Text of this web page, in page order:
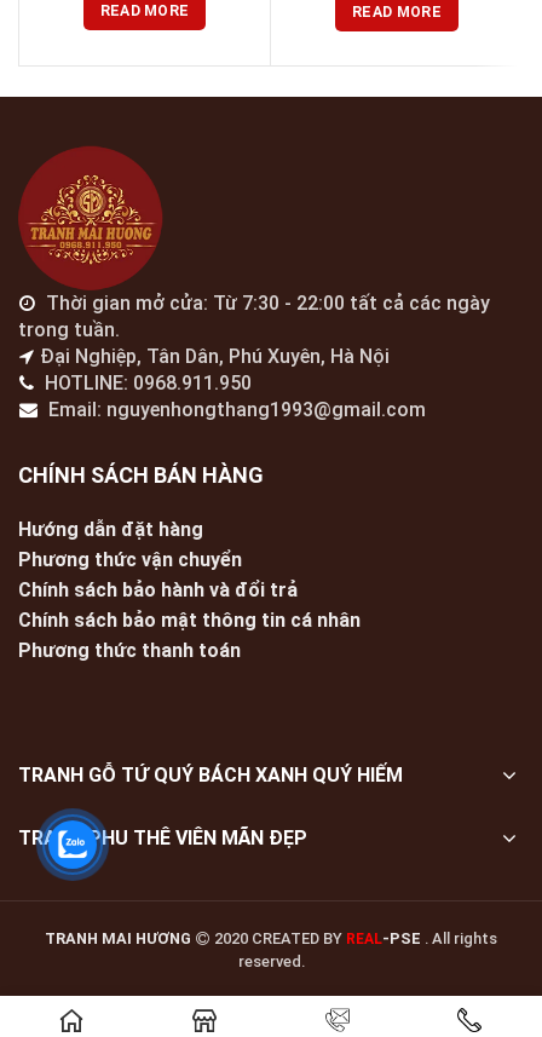
READ MORE READ MORE
Thời gian mở cửa: Từ 7:30 - 22:00 tất cả các ngày
trong tuần.
Đại Nghiệp, Tân Dân, Phú Xuyên, Hà Nội
HOTLINE: 0968.911.950
Email: nguyenhongthang1993@gmail.com
CHÍNH SÁCH BÁN HÀNG
Hướng dẫn đặt hàng
Phương thức vận chuyển
Chính sách bảo hành và đổi trả
Chính sách bảo mật thông tin cá nhân
Phương thức thanh toán
TRANH GỖ TỨ QUÝ BÁCH XANH QUÝ HIẾM
TRANH PHU THÊ VIÊN MÃN ĐẸP
TRANH MAI HƯƠNG 2020 CREATED BY REAL-PSE . All rights
reserved.